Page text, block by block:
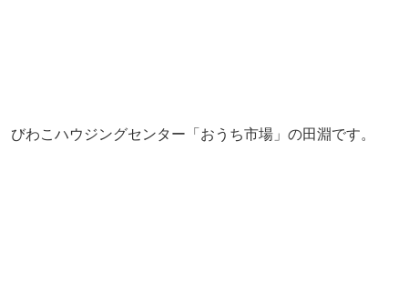
びわこハウジングセンター「おうち市場」の田淵です。